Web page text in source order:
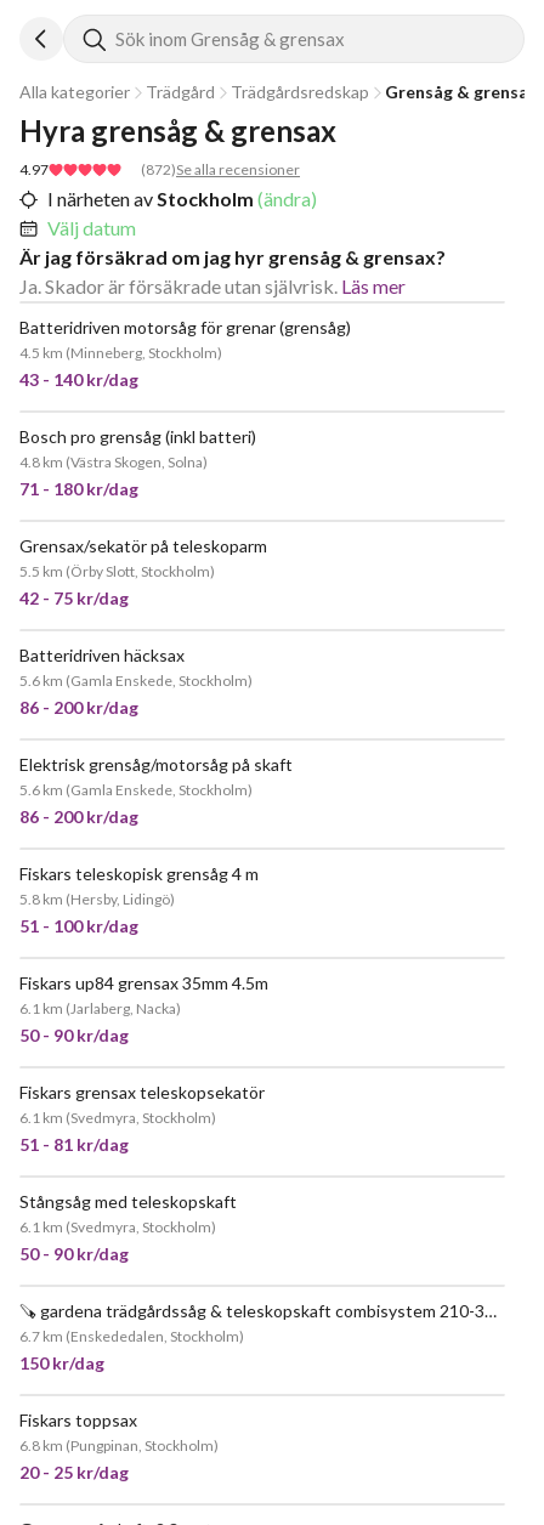
Sök inom Grensåg & grensax
Alla kategorier Trädgård Trädgårdsredskap Grensåg & grensax
4.97 (872)Se alla recensioner
Hyra grensåg & grensax
I närheten avStockholm (ändra)
Välj datum
Är jag försäkrad om jag hyr grensåg & grensax?
Ja. Skador är försäkrade utan självrisk. Läs mer
Batteridriven motorsåg för grenar (grensåg)
4.5 km (Minneberg, Stockholm)
43 - 140 kr/dag
Bosch pro grensåg (inkl batteri)
4.8 km (Västra Skogen, Solna)
71 - 180 kr/dag
Grensax/sekatör på teleskoparm
5.5 km (Örby Slott, Stockholm)
42 - 75 kr/dag
Batteridriven häcksax
5.6 km (Gamla Enskede, Stockholm)
86 - 200 kr/dag
Elektrisk grensåg/motorsåg på skaft
5.6 km (Gamla Enskede, Stockholm)
86 - 200 kr/dag
Fiskars teleskopisk grensåg 4 m
5.8 km (Hersby, Lidingö)
51 - 100 kr/dag
Fiskars up84 grensax 35mm 4.5m
6.1 km (Jarlaberg, Nacka)
50 - 90 kr/dag
Fiskars grensax teleskopsekatör
6.1 km (Svedmyra, Stockholm)
51 - 81 kr/dag
Stångsåg med teleskopskaft
6.1 km (Svedmyra, Stockholm)
50 - 90 kr/dag
POPULÄR 🪚 gardena trädgårdssåg & teleskopskaft combisystem 210-390 cm
6.7 km (Enskededalen, Stockholm)
150 kr/dag
Fiskars toppsax
6.8 km (Pungpinan, Stockholm)
20 - 25 kr/dag